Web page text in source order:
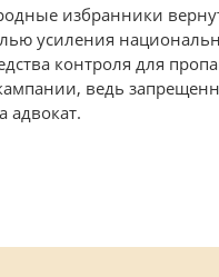
избранники
усиления
контроля для
ведь
адвокат.